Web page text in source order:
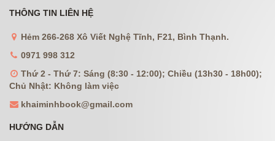
THÔNG TIN LIÊN HỆ
Hẻm 266-268 Xô Viết Nghệ Tĩnh, F21, Bình Thạnh.
0971 998 312
Thứ 2 - Thứ 7: Sáng (8:30 - 12:00); Chiều (13h30 - 18h00);
Chủ Nhật: Không làm việc
khaiminhbook@gmail.com
HƯỚNG DẪN